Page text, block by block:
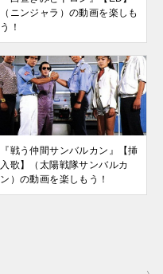
（ニンジャラ）の動画を楽しも
う！
『戦う仲間サンバルカン』【挿
入歌】（太陽戦隊サンバルカ
ン）の動画を楽しもう！